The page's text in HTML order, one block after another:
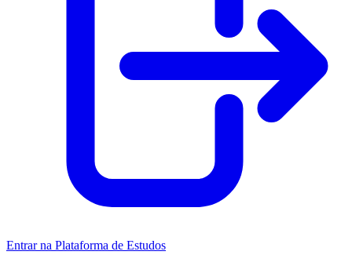
Entrar na Plataforma de Estudos